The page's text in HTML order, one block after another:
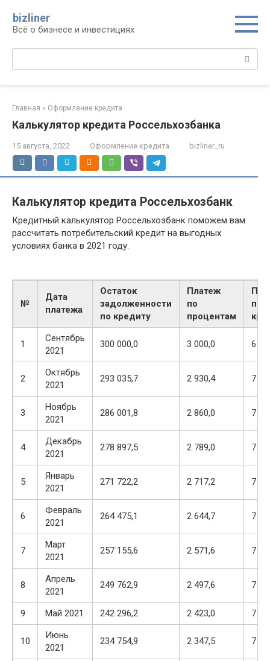
контенту
bizliner
Всё о бизнесе и инвестициях
Поиск:
Главная » Оформление кредита
Калькулятор кредита Россельхозбанка
15 августа, 2022 Оформление кредита bizliner_ru
Калькулятор кредита Россельхозбанк
Кредитный калькулятор Россельхозбанк поможем вам
рассчитать потребительский кредит на выгодных
условиях банка в 2021 году.
№
Дата
платежа
Остаток
задолженности
по кредиту
Платеж
по
процентам
по
1
Сентябрь
2021
300 000,0 3 000,0 6
2
Октябрь
2021
293 035,7 2 930,4 7
3
Ноябрь
2021
286 001,8 2 860,0 7
4
Декабрь
2021
278 897,5 2 789,0 7
5
Январь
2021
271 722,2 2 717,2 7
6
Февраль
2021
264 475,1 2 644,7 7
7
Март
2021
257 155,6 2 571,6 7
8
Апрель
2021
249 762,9 2 497,6 7
9 Май 2021 242 296,2 2 423,0 7
10
Июнь
2021
234 754,9 2 347,5 7